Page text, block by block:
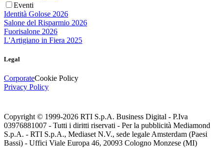
Eventi
Identità Golose 2026
Salone del Risparmio 2026
Fuorisalone 2026
L'Artigiano in Fiera 2025
Legal
CorporateCookie Policy
Privacy Policy
Copyright © 1999-2026 RTI S.p.A. Business Digital - P.Iva
03976881007 - Tutti i diritti riservati - Per la pubblicità Mediamond
S.p.A. - RTI S.p.A., Mediaset N.V., sede legale Amsterdam (Paesi
Bassi) - Uffici Viale Europa 46, 20093 Cologno Monzese (MI)